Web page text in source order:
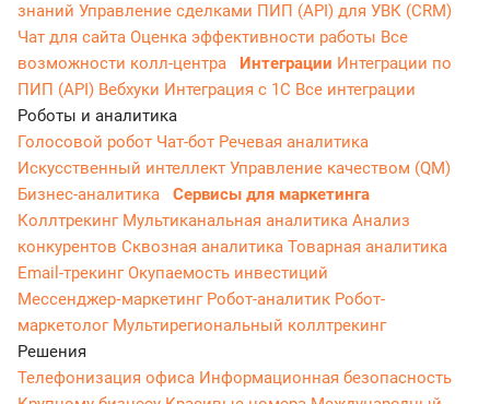
знаний Управление сделками ПИП (API) для УВК (CRM)
Чат для сайта Оценка эффективности работы Все
возможности колл-центра
Интеграции Интеграции по
ПИП (API) Вебхуки Интеграция с 1С Все интеграции
Роботы и аналитика
Голосовой робот Чат-бот Речевая аналитика
Искусственный интеллект Управление качеством (QM)
Бизнес-аналитика
Сервисы для маркетинга
Коллтрекинг Мультиканальная аналитика Анализ
конкурентов Сквозная аналитика Товарная аналитика
Email-трекингОкупаемость инвестиций
Мессенджер‑маркетинг Робот-аналитик Робот-
маркетолог Мультирегиональный коллтрекинг
Решения
Телефонизация офиса Информационная безопасность